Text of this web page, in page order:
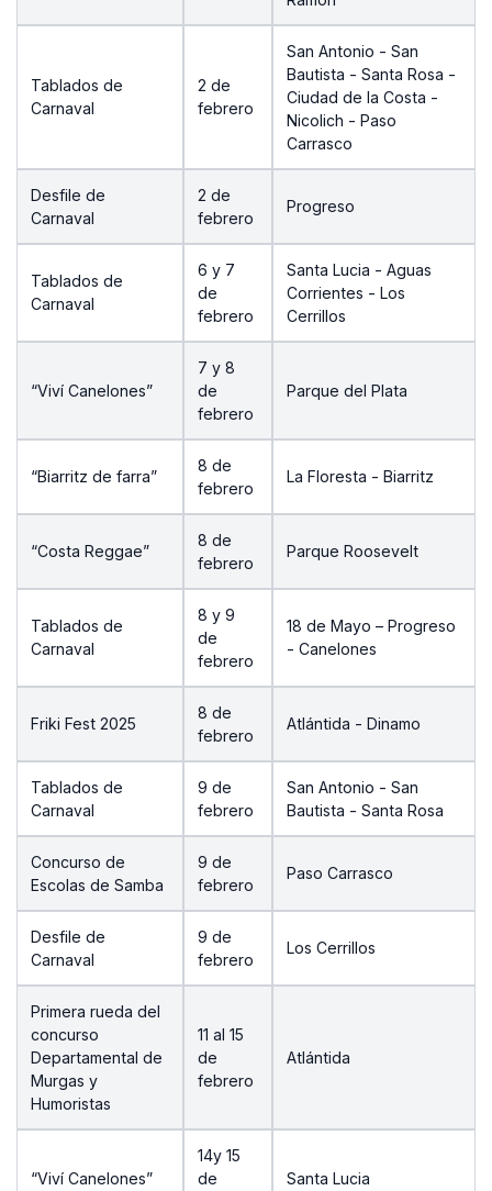
Tablados de
Carnaval
2 de
febrero
San Antonio - San
Bautista - Santa Rosa -
Ciudad de la Costa -
Nicolich - Paso
Carrasco
Desfile de
Carnaval
2 de
febrero
Progreso
Tablados de
Carnaval
6 y 7
de
febrero
Santa Lucia - Aguas
Corrientes - Los
Cerrillos
“Viví Canelones”
7 y 8
de
febrero
Parque del Plata
“Biarritz de farra”
8 de
febrero
La Floresta - Biarritz
“Costa Reggae”
8 de
febrero
Parque Roosevelt
Tablados de
Carnaval
8 y 9
de
febrero
18 de Mayo – Progreso
- Canelones
Friki Fest 2025
8 de
febrero
Atlántida - Dinamo
Tablados de
Carnaval
9 de
febrero
San Antonio - San
Bautista - Santa Rosa
Concurso de
Escolas de Samba
9 de
febrero
Paso Carrasco
Desfile de
Carnaval
9 de
febrero
Los Cerrillos
Primera rueda del
concurso
Departamental de
Murgas y
Humoristas
11 al 15
de
febrero
Atlántida
“Viví Canelones”
14y 15
de
Santa Lucia